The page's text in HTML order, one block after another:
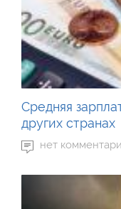
Средняя
других странах
нет